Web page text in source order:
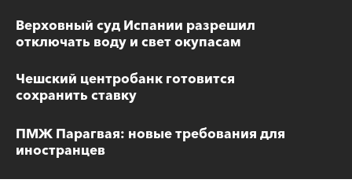
Верховный суд Испании разрешил
отключать воду и свет окупасам
Чешский центробанк готовится
сохранить ставку
ПМЖ Парагвая: новые требования для
иностранцев